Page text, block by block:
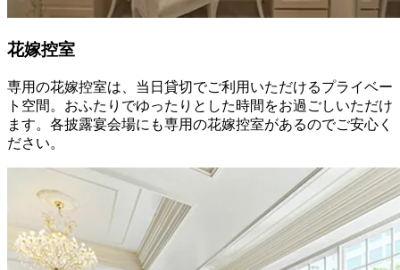
花嫁控室
専用の花嫁控室は、当日貸切でご利用いただけるプライベー
ト空間。おふたりでゆったりとした時間をお過ごしいただけ
ます。各披露宴会場にも専用の花嫁控室があるのでご安心く
ださい。